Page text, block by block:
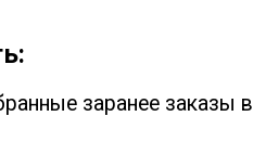
заранее заказы в